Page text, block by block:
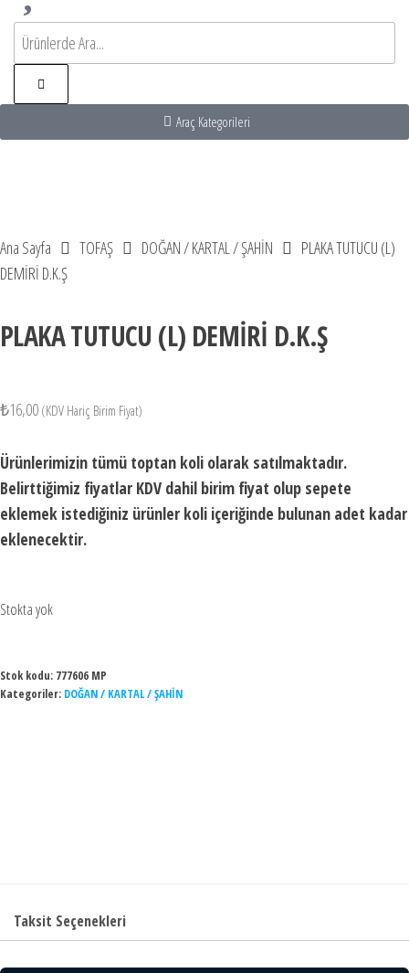
Araç Kategorileri
Ana Sayfa TOFAŞ DOĞAN / KARTAL / ŞAHİN
PLAKA TUTUCU (L)
DEMİRİ D.K.Ş
PLAKA TUTUCU (L) DEMİRİ D.K.Ş
₺16,00 (KDV Hariç Birim Fiyat)
Ürünlerimizin tümü toptan koli olarak satılmaktadır.
Belirttiğimiz fiyatlar KDV dahil birim fiyat olup sepete
eklemek istediğiniz ürünler koli içeriğinde bulunan adet kadar
eklenecektir.
Stokta yok
Stok kodu: 777606 MP
Kategoriler: DOĞAN / KARTAL / ŞAHİN
Taksit Seçenekleri